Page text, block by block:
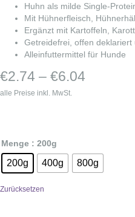
Huhn als milde Single-
Mit Hühnerfleisch,
Ergänzt mit Kartoffeln,
Getreidefrei, offen
Alleinfuttermittel für Hunde
€2.74 – €6.04
alle Preise inkl. MwSt.
Menge : 200g
200g 400g 800g
Zurücksetzen